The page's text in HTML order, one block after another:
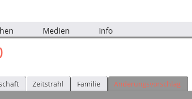
Medien Info
Zeitstrahl Familie Änderungsvorschlag